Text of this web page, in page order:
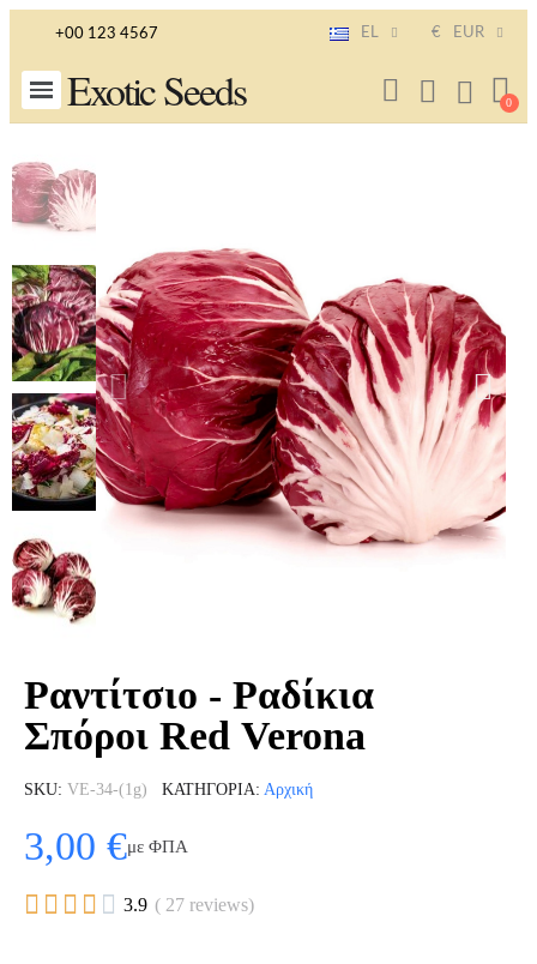
+00 123 4567 EL € EUR
Exotic Seeds
Ραντίτσιο - Ραδίκια
Σπόροι Red Verona
SKU VE-34-(1g) ΚΑΤΗΓΟΡΊΑ Αρχική
3,00 €με ΦΠΑ
     3.9 ( 27 reviews)